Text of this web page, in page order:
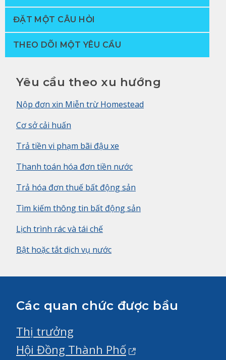
ĐẶT MỘT CÂU HỎI
THEO DÕI MỘT YÊU CẦU
Yêu cầu theo xu hướng
Nộp đơn xin Miễn trừ Homestead
Cơ sở cải huấn
Trả tiền vi phạm bãi đậu xe
Thanh toán hóa đơn tiền nước
Trả hóa đơn thuế bất động sản
Tìm kiếm thông tin bất động sản
Lịch trình rác và tái chế
Bật hoặc tắt dịch vụ nước
Các quan chức được bầu
Thị trưởng
Hội Đồng Thành Phố